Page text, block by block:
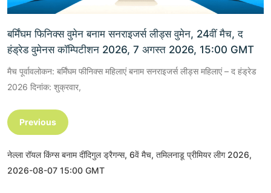
बर्मिंघम फिनिक्स वुमेन बनाम सनराइजर्स लीड्स वुमेन, 24वीं मैच, द
हंड्रेड वुमेनस कॉम्पिटीशन 2026, 7 अगस्त 2026, 15:00 GMT
मैच पूर्वावलोकन: बर्मिंघम फीनिक्स महिलाएं बनाम सनराइजर्स लीड्स महिलाएं – द हंड्रेड
2026 दिनांक: शुक्रवार,
Previous
नेल्ला रॉयल किंग्स बनाम दींदिगुल ड्रैगन्स, 6वें मैच, तमिलनाडू प्रीमियर लीग 2026,
2026-08-07 15:00 GMT